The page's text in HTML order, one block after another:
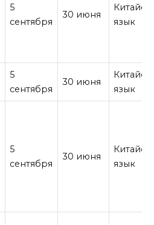
5
сентября
30 июня
язык
5
сентября
30 июня
язык
5
сентября
30 июня
язык